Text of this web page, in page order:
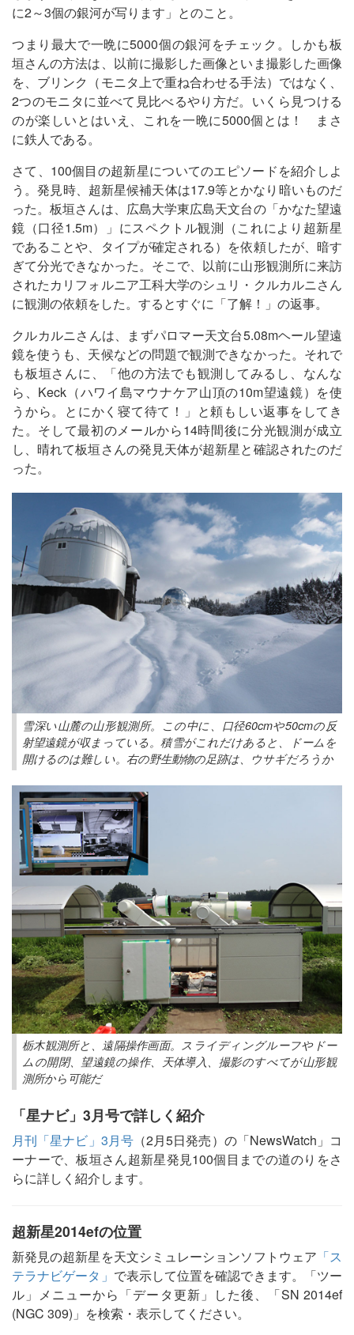
に2～3個の銀河が写ります」とのこと。
つまり最大で一晩に5000個の銀河をチェック。しかも板
垣さんの方法は、以前に撮影した画像といま撮影した画像
を、ブリンク（モニタ上で重ね合わせる手法）ではなく、
2つのモニタに並べて見比べるやり方だ。いくら見つける
のが楽しいとはいえ、これを一晩に5000個とは！ まさ
に鉄人である。
さて、100個目の超新星についてのエピソードを紹介しよ
う。発見時、超新星候補天体は17.9等とかなり暗いものだ
った。板垣さんは、広島大学東広島天文台の「かなた望遠
鏡（口径1.5m）」にスペクトル観測（これにより超新星
であることや、タイプが確定される）を依頼したが、暗す
ぎて分光できなかった。そこで、以前に山形観測所に来訪
されたカリフォルニア工科大学のシュリ・クルカルニさん
に観測の依頼をした。するとすぐに「了解！」の返事。
クルカルニさんは、まずパロマー天文台5.08mヘール望遠
鏡を使うも、天候などの問題で観測できなかった。それで
も板垣さんに、「他の方法でも観測してみるし、なんな
ら、Keck（ハワイ島マウナケア山頂の10m望遠鏡）を使
うから。とにかく寝て待て！」と頼もしい返事をしてき
た。そして最初のメールから14時間後に分光観測が成立
し、晴れて板垣さんの発見天体が超新星と確認されたのだ
った。
雪深い山麓の山形観測所。この中に、口径60cmや50cmの反
射望遠鏡が収まっている。積雪がこれだけあると、ドームを
開けるのは難しい。右の野生動物の足跡は、ウサギだろうか
栃木観測所と、遠隔操作画面。スライディングルーフやドー
ムの開閉、望遠鏡の操作、天体導入、撮影のすべてが山形観
測所から可能だ
「星ナビ」3月号で詳しく紹介
月刊「星ナビ」3月号（2月5日発売）の「NewsWatch」コ
ーナーで、板垣さん超新星発見100個目までの道のりをさ
らに詳しく紹介します。
超新星2014efの位置
新発見の超新星を天文シミュレーションソフトウェア 「ス
テラナビゲータ」 で表示して位置を確認できます。「ツー
ル」メニューから「データ更新」した後、「SN 2014ef
(NGC 309)」を検索・表示してください。